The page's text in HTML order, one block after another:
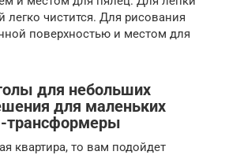
легко чистится. Для рисования
поверхностью и местом для
для небольших
для маленьких
трансформеры
квартира, то вам подойдет